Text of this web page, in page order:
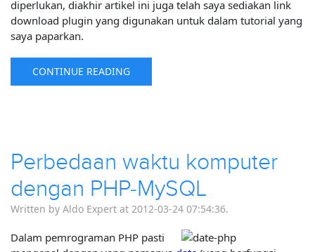
diperlukan, diakhir artikel ini juga telah saya sediakan link
download plugin yang digunakan untuk dalam tutorial yang
saya paparkan.
CONTINUE READING
Perbedaan waktu komputer
dengan PHP-MySQL
Written by Aldo Expert at 2012-03-24 07:54:36.
Dalam pemrograman PHP pasti